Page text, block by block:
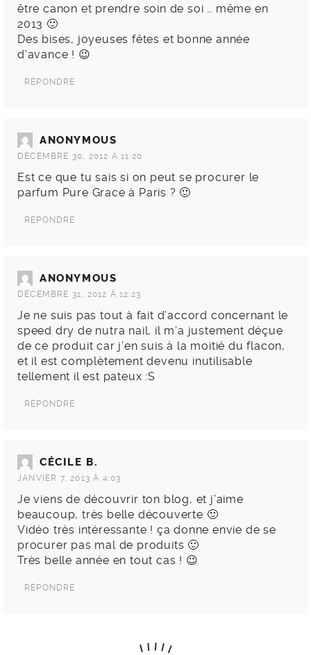
être canon et prendre soin de soi … même en
2013 🙂
Des bises, joyeuses fêtes et bonne année
d’avance ! 😉
RÉPONDRE
ANONYMOUS
DÉCEMBRE 30, 2012 À 11:20
Est ce que tu sais si on peut se procurer le
parfum Pure Grace à Paris ? 🙂
RÉPONDRE
ANONYMOUS
DÉCEMBRE 31, 2012 À 12:23
Je ne suis pas tout à fait d’accord concernant le
speed dry de nutra nail, il m’a justement déçue
de ce produit car j’en suis à la moitié du flacon,
et il est complètement devenu inutilisable
tellement il est pateux :S
RÉPONDRE
CÉCILE B.
JANVIER 7, 2013 À 4:03
Je viens de découvrir ton blog, et j’aime
beaucoup, très belle découverte 🙂
Vidéo très intéressante ! ça donne envie de se
procurer pas mal de produits 🙂
Très belle année en tout cas ! 😉
RÉPONDRE